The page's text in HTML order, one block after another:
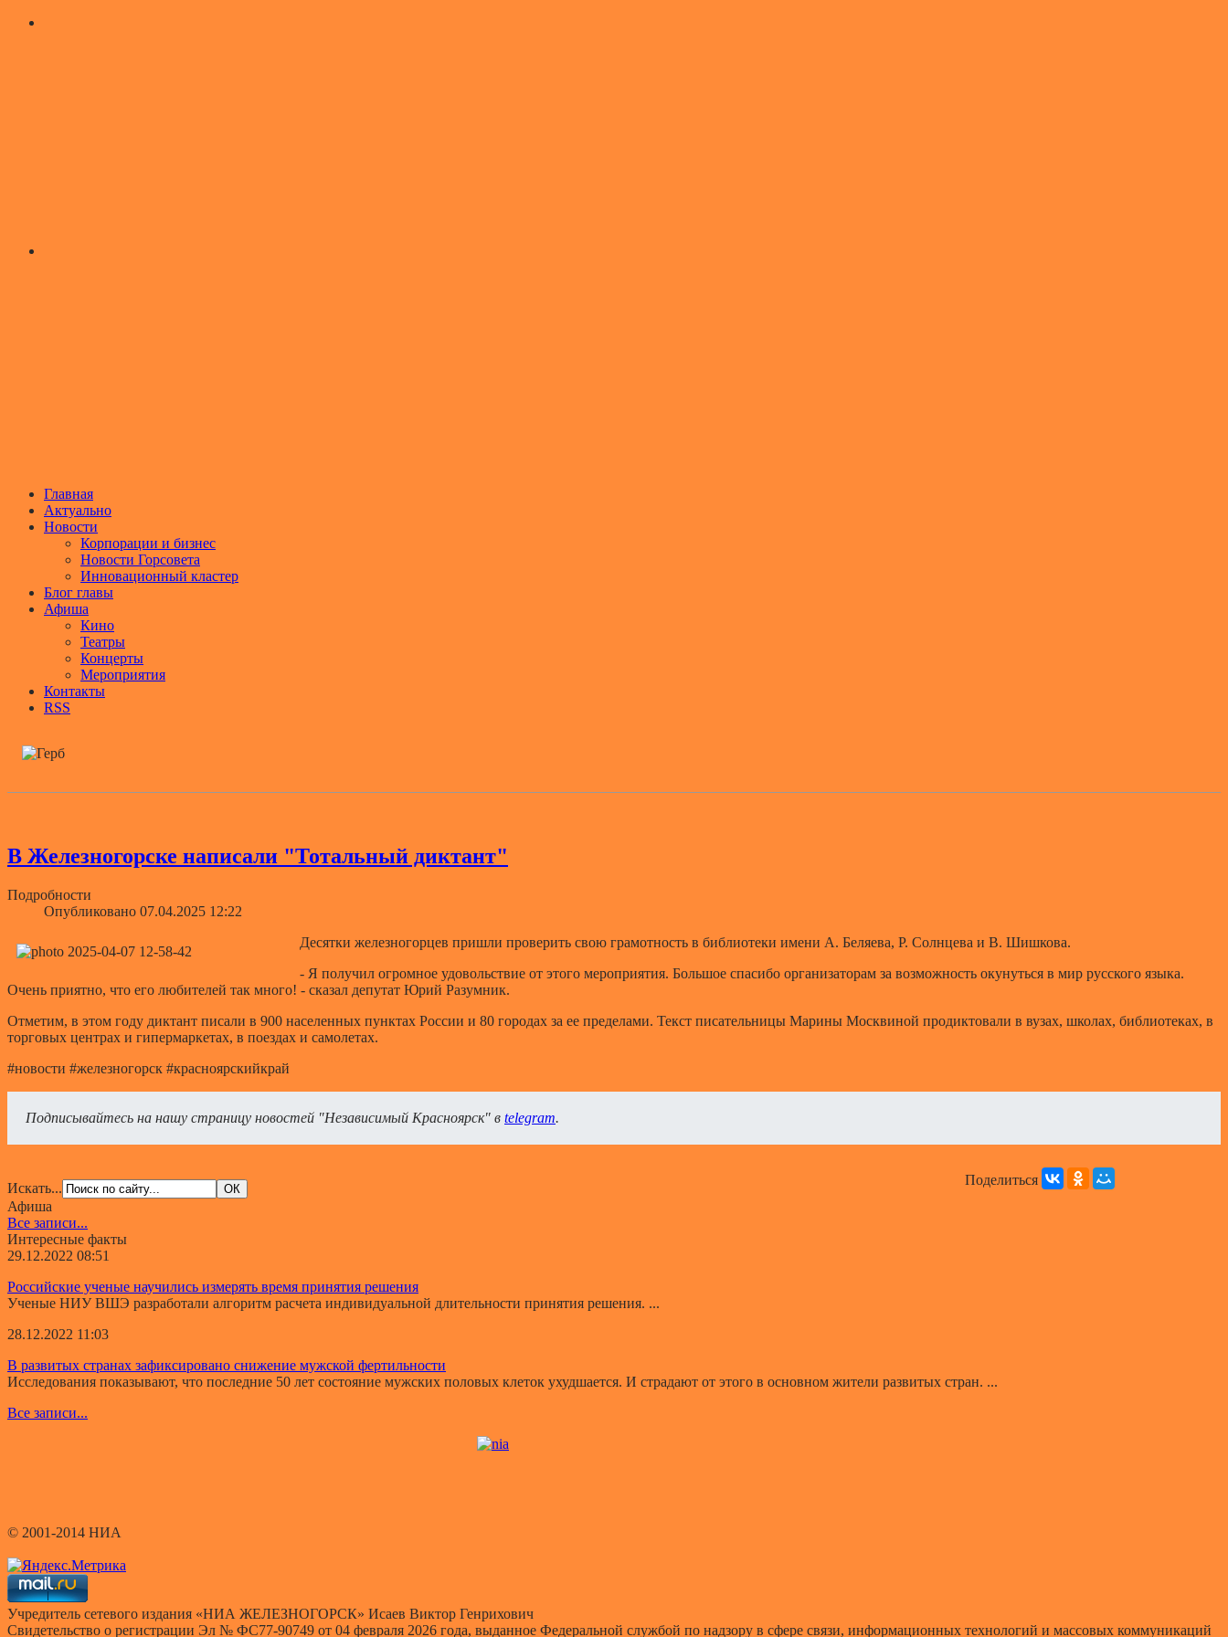
Главная
Актуально
Новости
Корпорации и бизнес
Новости Горсовета
Инновационный кластер
Блог главы
Афиша
Кино
Театры
Концерты
Мероприятия
Контакты
RSS
В Железногорске написали "Тотальный диктант"
Подробности
Опубликовано 07.04.2025 12:22
Десятки железногорцев пришли проверить свою грамотность в библиотеки имени А. Беляева, Р. Солнцева и В. Шишкова.
- Я получил огромное удовольствие от этого мероприятия. Большое спасибо организаторам за возможность окунуться в мир русского языка.
Очень приятно, что его любителей так много! - сказал депутат Юрий Разумник.
Отметим, в этом году диктант писали в 900 населенных пунктах России и 80 городах за ее пределами. Текст писательницы Марины Москвиной продиктовали в вузах, школах, библиотеках, в
торговых центрах и гипермаркетах, в поездах и самолетах.
#новости #железногорск #красноярскийкрай
Подписывайтесь на нашу страницу новостей "Независимый Красноярск" в telegram.
Поделиться
Искать...
Афиша
Все записи...
Интересные факты
29.12.2022 08:51
Российские ученые научились измерять время принятия решения
Ученые НИУ ВШЭ разработали алгоритм расчета индивидуальной длительности принятия решения. ...
28.12.2022 11:03
В развитых странах зафиксировано снижение мужской фертильности
Исследования показывают, что последние 50 лет состояние мужских половых клеток ухудшается. И страдают от этого в основном жители развитых стран. ...
Все записи...
© 2001-2014 НИА
Учредитель сетевого издания «НИА ЖЕЛЕЗНОГОРСК» Исаев Виктор Генрихович
Свидетельство о регистрации Эл № ФС77-90749 от 04 февраля 2026 года, выданное Федеральной службой по надзору в сфере связи, информационных технологий и массовых коммуникаций